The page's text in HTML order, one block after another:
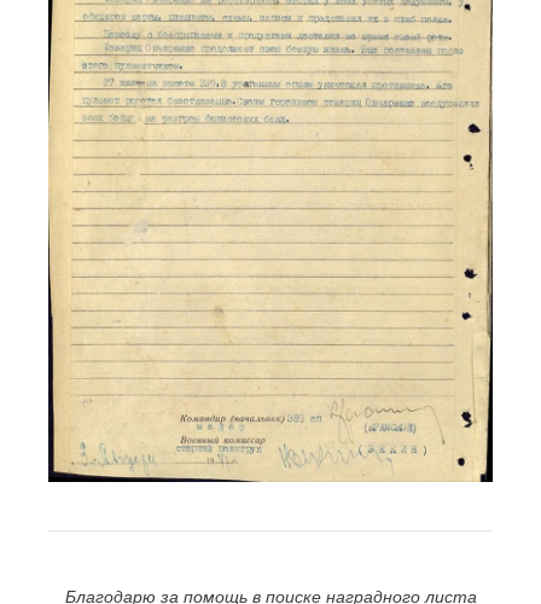
Благодарю за помощь в поиске наградного листа